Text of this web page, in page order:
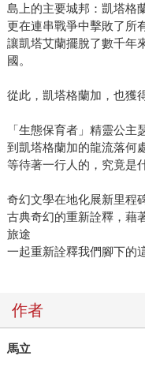
島上的主要城邦：凱塔格
更在連串戰爭中擊敗了所
讓凱塔艾蘭擺脫了數千年
國。
從此，凱塔格蘭加，也
「生態保育者」精靈公
到凱塔格蘭加的龍流落何
等待著一行人的，究竟是
奇幻文學在地化展新里程
古典奇幻的重新詮釋，藉
旅途
一起重新詮釋我們腳下的
作者
馬立